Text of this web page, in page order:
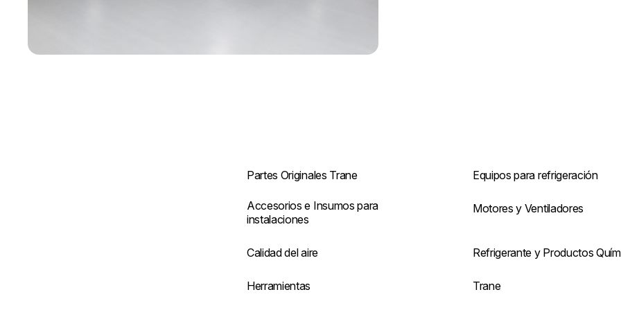
Partes Originales Trane Equipos para refrigeración
Accesorios e Insumos para
instalaciones
Motores y Ventiladores
Calidad del aire Refrigerante y Productos
Herramientas Trane